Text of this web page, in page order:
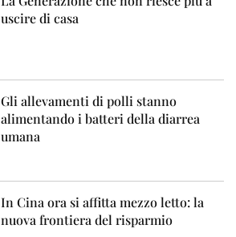
uscire di casa
Gli allevamenti di polli stanno
alimentando i batteri della diarrea
umana
In Cina ora si affitta mezzo letto: la
nuova frontiera del risparmio